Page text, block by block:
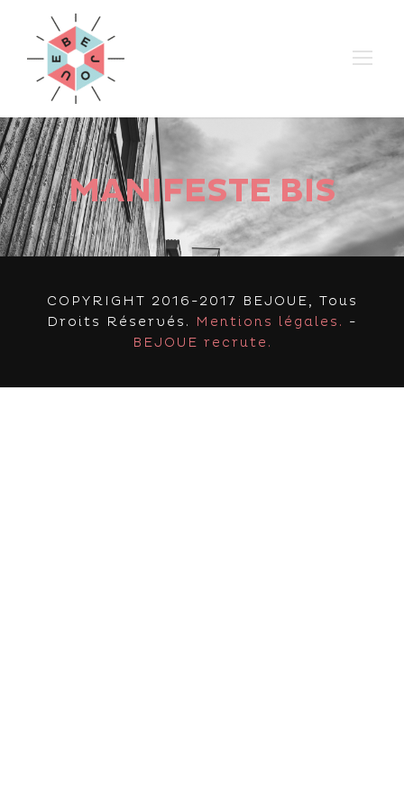
MANIFESTE BIS
COPYRIGHT 2016-2017 BEJOUE, Tous
Droits Réservés.
Mentions légales. -
BEJOUE recrute.